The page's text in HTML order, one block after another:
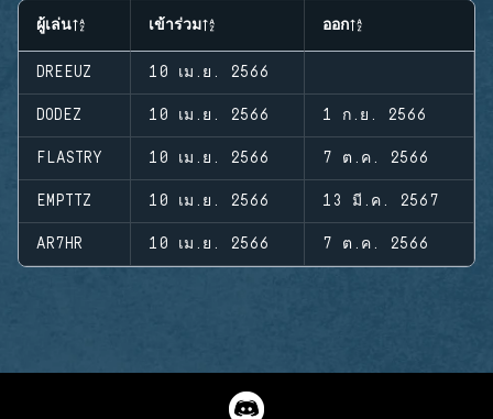
ผู้เล่น เข้าร่วม ออก
DREEUZ 10 เม.ย. 2566
DODEZ 10 เม.ย. 2566 1 ก.ย. 2566
FLASTRY 10 เม.ย. 2566 7 ต.ค. 2566
EMPTTZ 10 เม.ย. 2566 13 มี.ค. 2567
AR7HR 10 เม.ย. 2566 7 ต.ค. 2566